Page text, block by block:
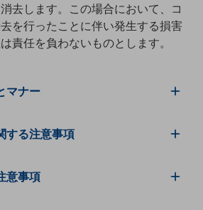
去します。この場合において、コ
を行ったことに伴い発生する損害
責任を負わないものとします。
マナー
する注意事項
意事項